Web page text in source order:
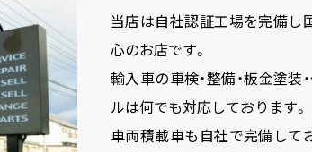
当店は自社認証工場を完備し
心のお店です。
輸入車の車検・整備・板金塗装
ルは何でも対応しております。
車両積載車も自社で完備して